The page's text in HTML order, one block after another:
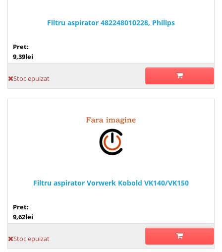
Filtru aspirator 482248010228, Philips
Pret:
9,39lei
Stoc epuizat
Filtru aspirator Vorwerk Kobold VK140/VK150
Pret:
9,62lei
Stoc epuizat